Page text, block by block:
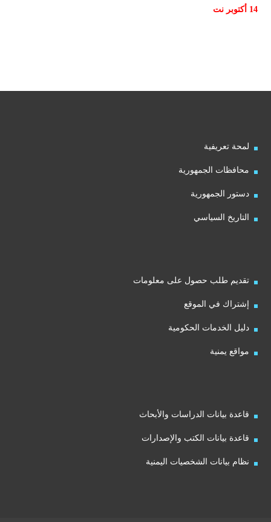
14 أكتوبر نت
لمحة تعريفية
محافظات الجمهورية
دستور الجمهورية
التاريخ السياسي
تقديم طلب حصول على معلومات
إشتراك في الموقع
دليل الخدمات الحكومية
مواقع يمنية
قاعدة بيانات الدراسات والأبحاث
قاعدة بيانات الكتب والإصدارات
نظام بيانات الشخصيات اليمنية